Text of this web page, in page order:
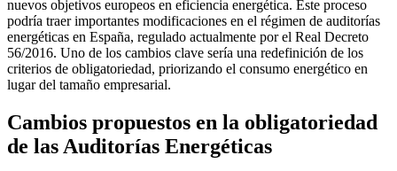
nuevos objetivos europeos en eficiencia energética. Este proceso
podría traer importantes modificaciones en el régimen de auditorías
energéticas en España, regulado actualmente por el Real Decreto
56/2016. Uno de los cambios clave sería una redefinición de los
criterios de obligatoriedad, priorizando el consumo energético en
lugar del tamaño empresarial.
Cambios propuestos en la obligatoriedad
de las Auditorías Energéticas